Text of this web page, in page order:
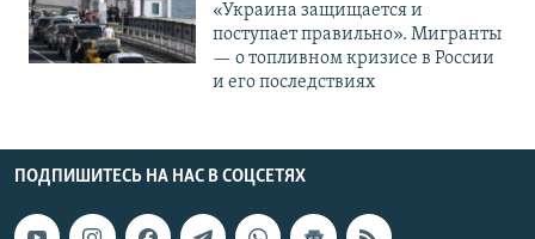
«Украина защищается и
поступает правильно». Мигранты
— о топливном кризисе в России
и его последствиях
ПОДПИШИТЕСЬ НА НАС В СОЦСЕТЯХ